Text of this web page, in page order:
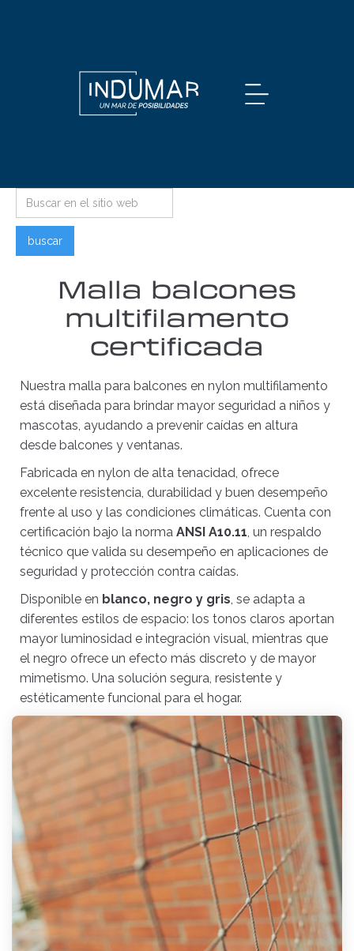
Malla balcones
multifilamento
certificada
Nuestra malla para balcones en nylon multifilamento
está diseñada para brindar mayor seguridad a niños y
mascotas, ayudando a prevenir caídas en altura
desde balcones y ventanas.
Fabricada en nylon de alta tenacidad, ofrece
excelente resistencia, durabilidad y buen desempeño
frente al uso y las condiciones climáticas. Cuenta con
certificación bajo la norma ANSI A10.11, un respaldo
técnico que valida su desempeño en aplicaciones de
seguridad y protección contra caídas.
Disponible en blanco, negro y gris, se adapta a
diferentes estilos de espacio: los tonos claros aportan
mayor luminosidad e integración visual, mientras que
el negro ofrece un efecto más discreto y de mayor
mimetismo. Una solución segura, resistente y
estéticamente funcional para el hogar.